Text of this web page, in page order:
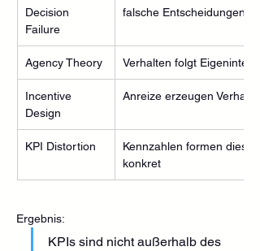
Decision
Failure
falsche Entscheidungen
Agency Theory Verhalten folgt
Incentive
Design
Anreize erzeugen Verhalten
KPI Distortion
Kennzahlen formen dieses
konkret
Ergebnis:
KPIs sind nicht außerhalb des